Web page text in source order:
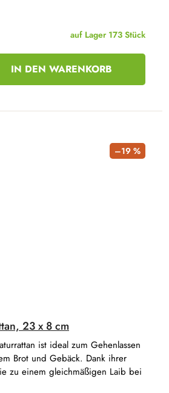
auf Lager 173 Stück
IN DEN WARENKORB
–19 %
23 x 8 cm
ist ideal zum Gehenlassen
Brot und Gebäck. Dank ihrer
zu einem gleichmäßigen Laib bei